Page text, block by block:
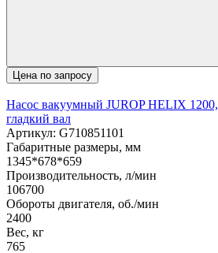
Цена по запросу
Насос вакуумный JUROP HELIX
гладкий вал
Артикул: G710851101
Габаритные размеры, мм
1345*678*659
Производительность, л/мин
106700
Обороты двигателя, об./мин
2400
Вес, кг
765